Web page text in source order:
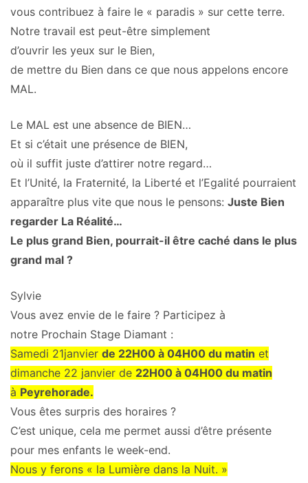
vous contribuez à faire le « paradis » sur cette terre.
Notre travail est peut-être simplement
d’ouvrir les yeux sur le Bien,
de mettre du Bien dans ce que nous appelons encore
MAL.
Le MAL est une absence de BIEN…
Et si c’était une présence de BIEN,
où il suffit juste d’attirer notre regard…
Et l’Unité, la Fraternité, la Liberté et l’Egalité pourraient
apparaître plus vite que nous le pensons: Juste Bien
regarder La Réalité…
Le plus grand Bien, pourrait-il être caché dans le plus
grand mal ?
Sylvie
Vous avez envie de le faire ? Participez à
notre Prochain Stage Diamant :
Samedi 21janvier de 22H00 à 04H00 du matin et
dimanche 22 janvier de 22H00 à 04H00 du matin
à Peyrehorade.
Vous êtes surpris des horaires ?
C’est unique, cela me permet aussi d’être présente
pour mes enfants le week-end.
Nous y ferons « la Lumière dans la Nuit. »